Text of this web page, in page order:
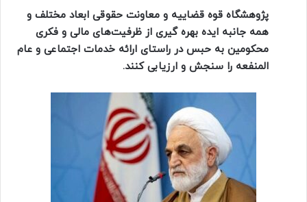
پژوهشگاه قوه قضاییه و معاونت حقوقی ابعاد مختلف و
همه جانبه ایده بهره گیری از ظرفیت‌های مالی و فکری
محکومین به حبس در راستای ارائه خدمات اجتماعی و عام
المنفعه را سنجش و ارزیابی کنند.